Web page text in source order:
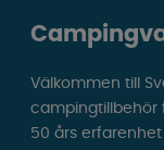
Välkommen till
campingtillbehör
50 års